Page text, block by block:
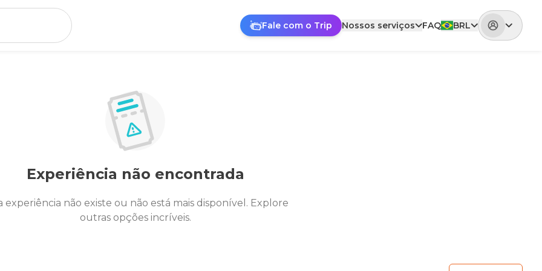
Fale com o Trip Nossos serviços FAQ BRL
Experiência não encontrada
experiência não existe ou não está mais disponível. Explore
outras opções incríveis.